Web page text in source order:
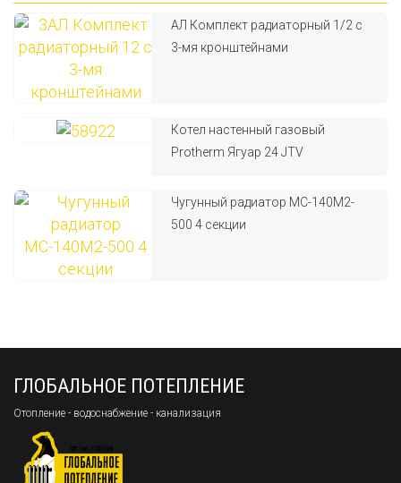
АЛ Комплект радиаторный 1/2 с
3-мя кронштейнами
Котел настенный газовый
Protherm Ягуар 24 JTV
Чугунный радиатор МС-140М2-
500 4 секции
ГЛОБАЛЬНОЕ ПОТЕПЛЕНИЕ
Отопление - водоснабжение - канализация